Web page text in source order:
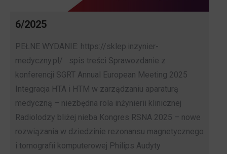
6/2025
PEŁNE WYDANIE: https://sklep.inzynier-
medyczny.pl/ spis treści Sprawozdanie z
konferencji SGRT Annual European Meeting 2025
Integracja HTA i HTM w zarządzaniu aparaturą
medyczną – niezbędna rola inżynierii klinicznej
Radiolodzy bliżej nieba Kongres RSNA 2025 – nowe
rozwiązania w dziedzinie rezonansu magnetycznego
i tomografii komputerowej Philips Audyty